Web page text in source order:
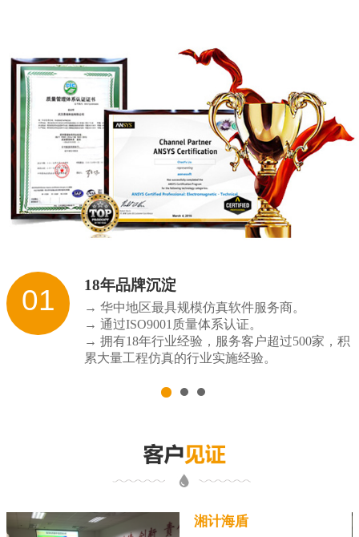
01 18年品牌沉淀
→ 华中地区最具规模仿真软件服务商。
→ 通过ISO9001质量体系认证。
→ 拥有18年行业经验，服务客户超过500家，积
累大量工程仿真的行业实施经验。
湘计海盾